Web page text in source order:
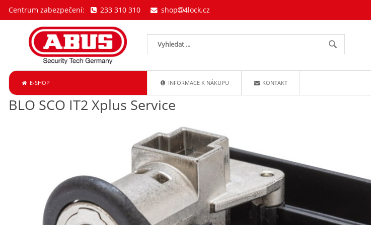
BLO SCO IT2 Xplus Service
E-SHOP INFORMACE K NÁKUPU KONTAKT
Centrum zabezpečení: 233 310 310 shop 4lock.cz